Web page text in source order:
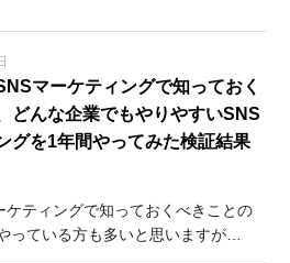
マーケティングで知っておく
どんな企業でもやりやすいSNS
グを1年間やってみた検証結果
ケティングで知っておくべきことの
っている方も多いと思いますが…